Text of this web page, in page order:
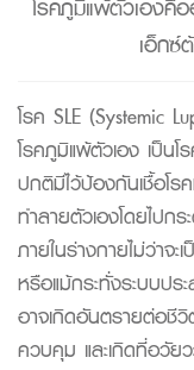
โรคภูมิแพ้ตัวเองคือ
เอ็กซ์
โรค SLE (Systemic
โรคภูมิแพ้ตัวเอง เป็น
ปกติมีไว้ป้องกันเชื้อโ
ทำลายตัวเองโดยไปก
ภายในร่างกายไม่ว่า
หรือแม้กระทั่งระบบปร
อาจเกิดอันตรายต่อชี
ควบคุม และเกิดที่อวัย